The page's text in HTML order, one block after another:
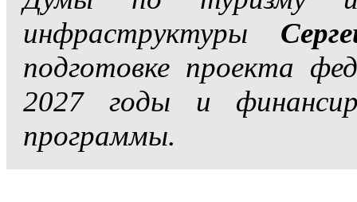
инфраструктуры
подготовке проекта
2027 годы и
программы.